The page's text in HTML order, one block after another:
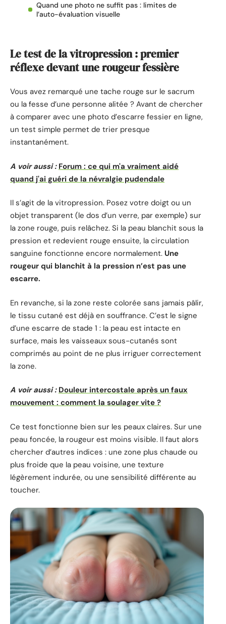
Quand une photo ne suffit pas : limites de
l’auto-évaluation visuelle
Le test de la vitropression : premier
réflexe devant une rougeur fessière
Vous avez remarqué une tache rouge sur le sacrum
ou la fesse d’une personne alitée ? Avant de chercher
à comparer avec une photo d’escarre fessier en ligne,
un test simple permet de trier presque
instantanément.
A voir aussi : Forum : ce qui m'a vraiment aidé
quand j'ai guéri de la névralgie pudendale
Il s’agit de la vitropression. Posez votre doigt ou un
objet transparent (le dos d’un verre, par exemple) sur
la zone rouge, puis relâchez. Si la peau blanchit sous la
pression et redevient rouge ensuite, la circulation
sanguine fonctionne encore normalement. Une
rougeur qui blanchit à la pression n’est pas une
escarre.
En revanche, si la zone reste colorée sans jamais pâlir,
le tissu cutané est déjà en souffrance. C’est le signe
d’une escarre de stade 1 : la peau est intacte en
surface, mais les vaisseaux sous-cutanés sont
comprimés au point de ne plus irriguer correctement
la zone.
A voir aussi : Douleur intercostale après un faux
mouvement : comment la soulager vite ?
Ce test fonctionne bien sur les peaux claires. Sur une
peau foncée, la rougeur est moins visible. Il faut alors
chercher d’autres indices : une zone plus chaude ou
plus froide que la peau voisine, une texture
légèrement indurée, ou une sensibilité différente au
toucher.